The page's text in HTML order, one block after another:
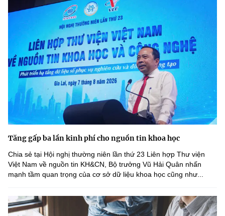
Tăng gấp ba lần kinh phí cho nguồn tin khoa học
Chia sẻ tại Hội nghị thường niên lần thứ 23 Liên hợp Thư viện
Việt Nam về nguồn tin KH&CN, Bộ trưởng Vũ Hải Quân nhấn
mạnh tầm quan trọng của cơ sở dữ liệu khoa học cũng như...